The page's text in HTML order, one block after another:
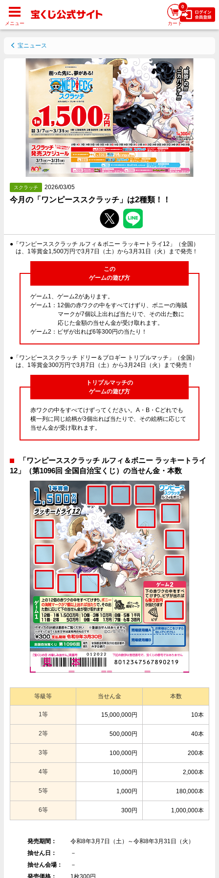
宝ニュース
スクラッチ 2026/03/05
今月の「ワンピーススクラッチ」は2種類！！
●「ワンピーススクラッチ ルフィ＆ボニー ラッキートライ12」（全国）
は、1等賞金1,500万円で3月7日（土）から3月31日（火）まで発売！
この
ゲームの遊び方
ゲーム1、ゲーム2があります。
ゲーム1：12個の赤ワクの中をすべてけずり、ボニーの海賊
マークが7個以上出れば当たりで、その出た数に
応じた金額の当せん金が受け取れます。
ゲーム2：ピザが出れば6等300円の当たり！
●「ワンピーススクラッチ ドリー＆ブロギー トリプルマッチ」（全国）
は、1等賞金300万円で3月7日（土）から3月24日（火）まで発売！
トリプルマッチの
ゲームの遊び方
赤ワクの中をすべてけずってください。A・B・Cどれでも
横一列に同じ絵柄が3個出れば当たりで、その絵柄に応じて
当せん金が受け取れます。
「ワンピーススクラッチ ルフィ＆ボニー ラッキートライ
12」（第1096回 全国自治宝くじ）の当せん金・本数
等級等 当せん金 本数
1等 15,000,000円 10本
2等 500,000円 40本
3等 100,000円 200本
4等 10,000円 2,000本
5等 1,000円 180,000本
6等 300円 1,000,000本
発売期間：
令和8年3月7日（土）～令和8年3月31日（火）
抽せん日：
－
抽せん会場：
－
発売価格：
1枚300円
メニュー
0
カート